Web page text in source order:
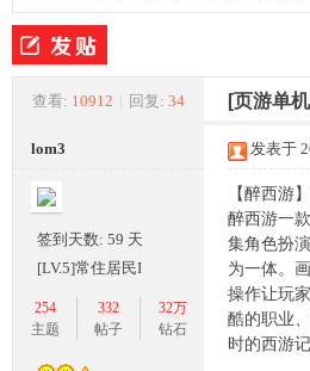
夜
游
» ›
查看: 10912 | 回复: 34 [页游单
lom3
签到天数: 59 天
[LV.5]常住居民I
254
主题
332
帖子
32万
钻石
发表于
【醉西游
醉西游一
集角色扮
为一体。
操作让玩
酷的职业
时的西游记